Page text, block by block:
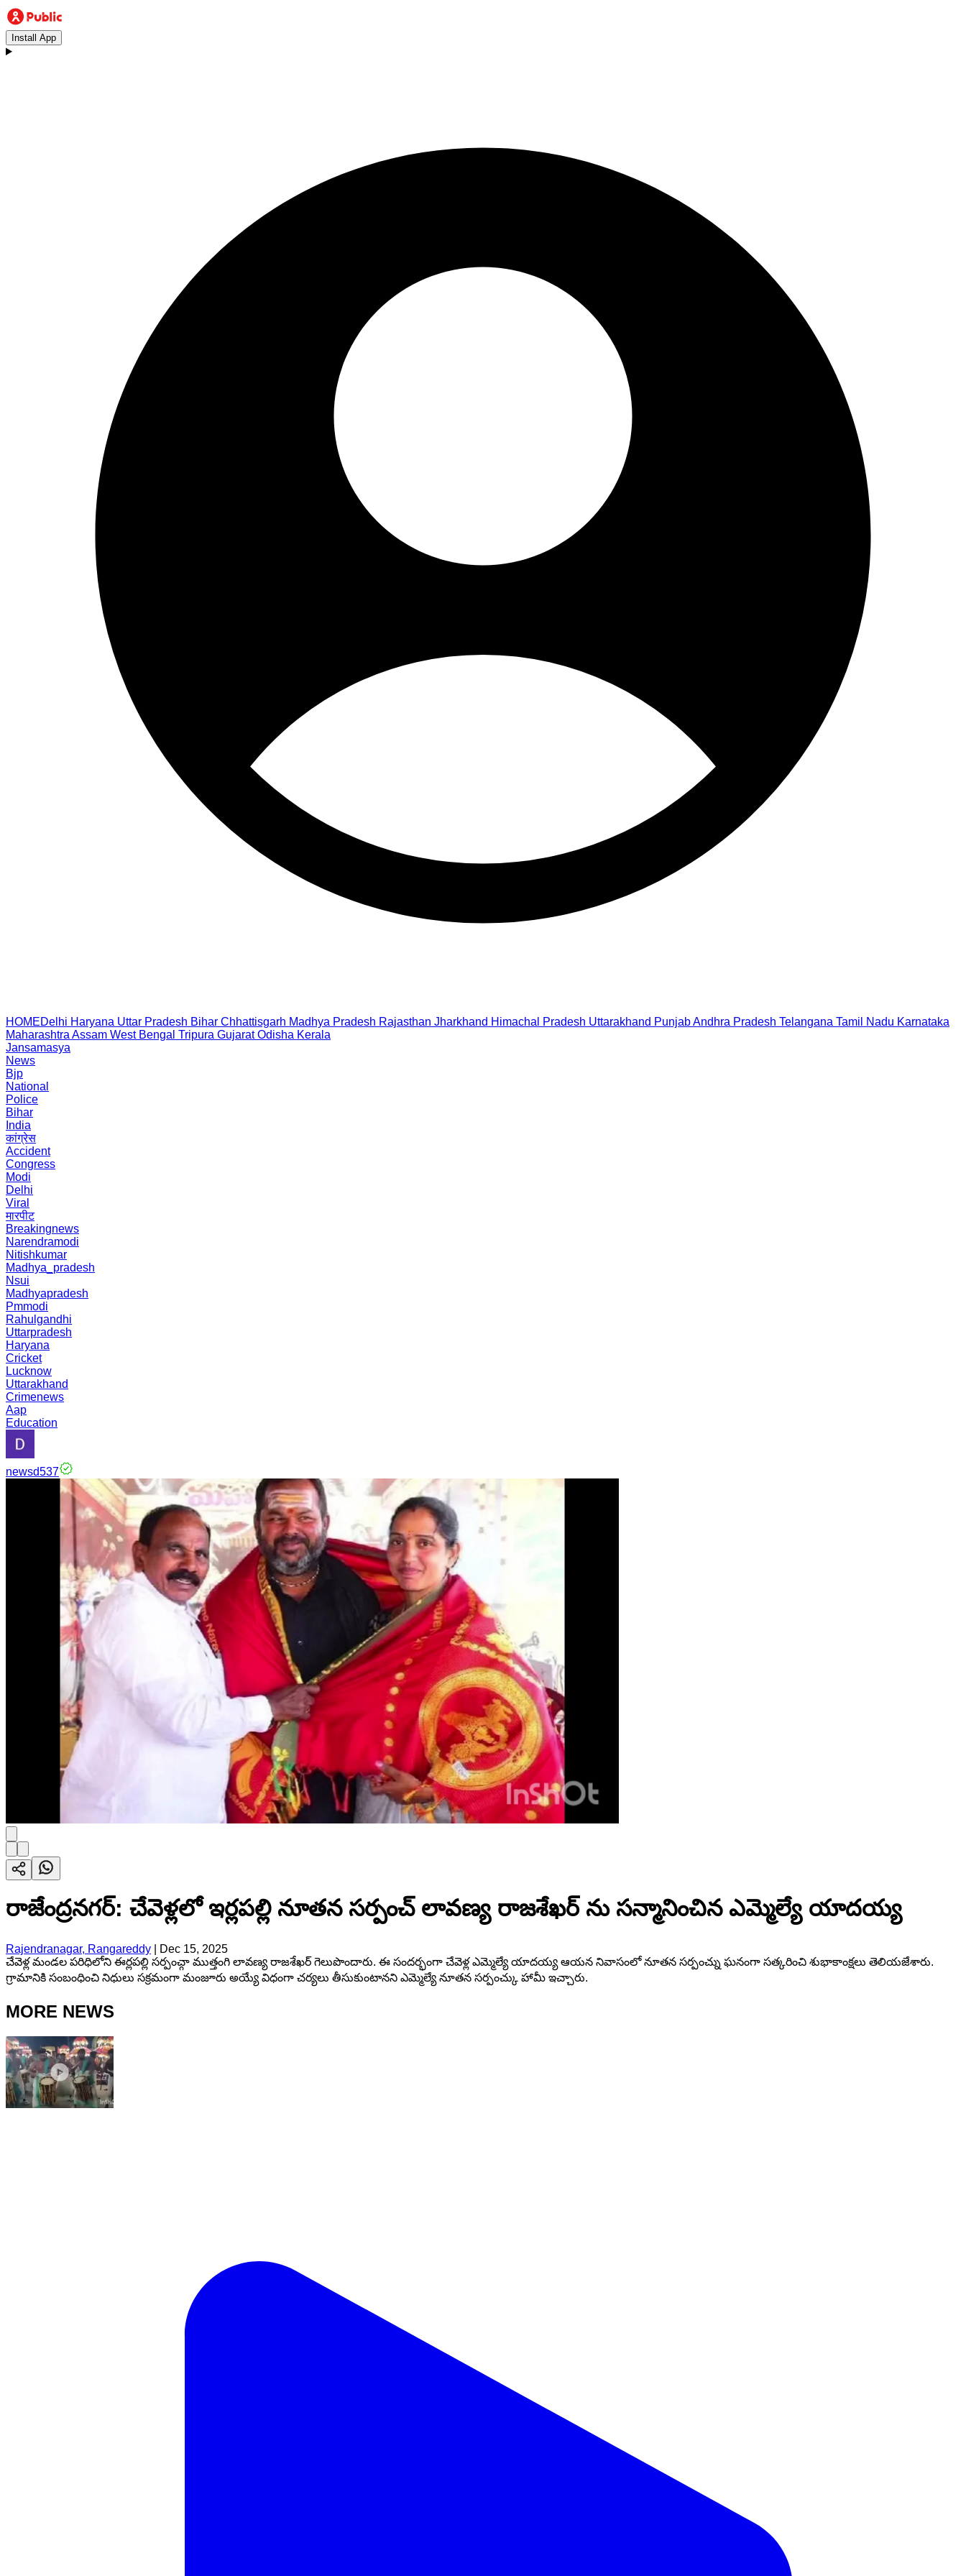
Install App
HOMEDelhi Haryana Uttar Pradesh Bihar Chhattisgarh Madhya Pradesh Rajasthan Jharkhand Himachal Pradesh Uttarakhand PunjabAndhra Pradesh Telangana Tamil Nadu Karnataka
Maharashtra Assam West Bengal Tripura Gujarat Odisha Kerala
Jansamasya
News
Bjp
National
Police
Bihar
India
कांग्रेस
Accident
Congress
Modi
Delhi
Viral
मारपीट
Breakingnews
Narendramodi
Nitishkumar
Madhya_pradesh
Nsui
Madhyapradesh
Pmmodi
Rahulgandhi
Uttarpradesh
Haryana
Cricket
Lucknow
Uttarakhand
Crimenews
Aap
Education
newsd537
రాజేంద్రనగర్: చేవెళ్లలో ఇర్లపల్లి నూతన సర్పంచ్ లావణ్య రాజశేఖర్ ను సన్మానించిన ఎమ్మెల్యే యాదయ్య
Rajendranagar, Rangareddy
Dec 15, 2025
చేవెళ్ల మండల పరిధిలోని ఈర్లపల్లి సర్పంచ్గా ముత్తంగి లావణ్య రాజశేఖర్ గెలుపొందారు. ఈ సందర్భంగా చేవెళ్ల ఎమ్మెల్యే యాదయ్య ఆయన నివాసంలో నూతన సర్పంచ్ను ఘనంగా సత్కరించి శుభాకాంక్షలు తెలియజేశారు.
గ్రామానికి సంబంధించి నిధులు సక్రమంగా మంజూరు అయ్యే విధంగా చర్యలు తీసుకుంటానని ఎమ్మెల్యే నూతన సర్పంచ్కు హామీ ఇచ్చారు.
MORE NEWS